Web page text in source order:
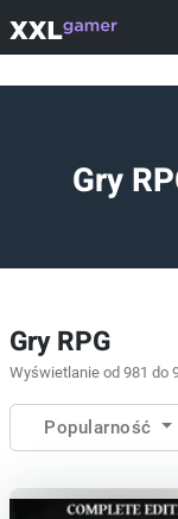
Gry
Gry RPG
Wyświetlanie od 981 do
Popularność